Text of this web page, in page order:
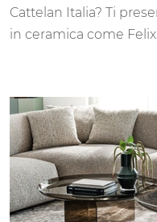
Cattelan Italia? Ti
in ceramica come Felix.